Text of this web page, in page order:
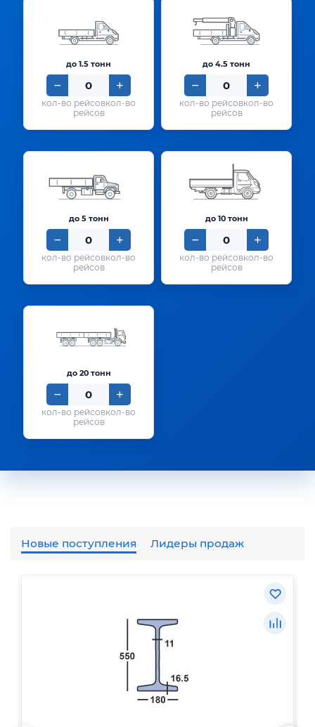
до 1.5 тонн
кол-во
рейсов
до 4.5 тонн
кол-во
рейсов
до 5 тонн
кол-во
рейсов
до 10 тонн
кол-во
рейсов
до 20 тонн
кол-во
рейсов
Новые поступления Лидеры продаж